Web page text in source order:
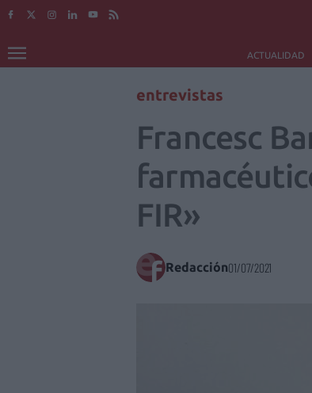
ACTUALIDAD
entrevistas
Francesc
FIR»
Redacción01/07/2021